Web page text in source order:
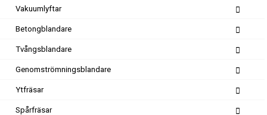
Vakuumlyftar
Betongblandare
Tvångsblandare
Genomströmningsblandare
Ytfräsar
Spårfräsar